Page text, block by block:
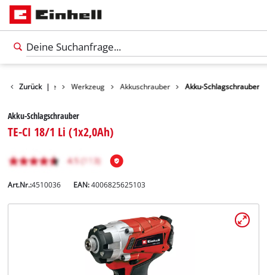
Zurück |
Produkte Werkzeug Akkuschrauber Akku-Schlagschrauber
Akku-Schlagschrauber
TE-CI 18/1 Li (1x2,0Ah)
Art.Nr.:4510036 EAN:4006825625103